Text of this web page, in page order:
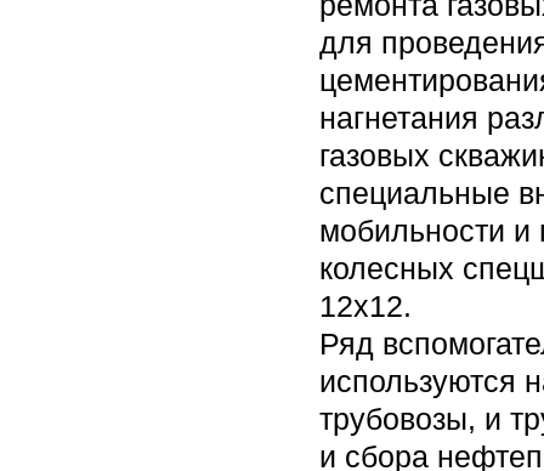
для
нагнетания
газовых
специальные
мобильности и
колесных
12х12.
Ряд
используются
трубовозы, и
и сбора